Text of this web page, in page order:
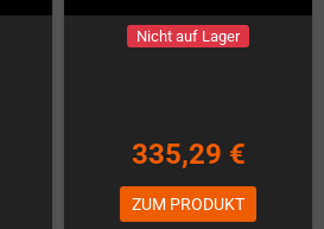
Nicht auf Lager
335,29 €
ZUM PRODUKT